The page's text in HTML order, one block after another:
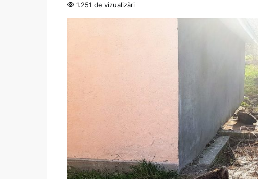
1.251 de vizualizări